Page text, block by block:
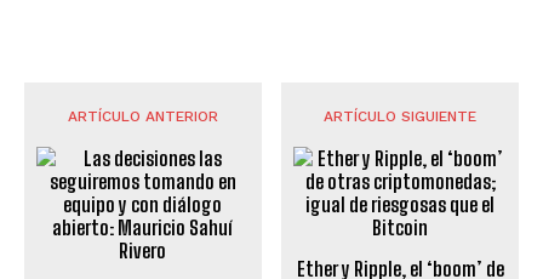
ARTÍCULO ANTERIOR ARTÍCULO SIGUIENTE
Ether y Ripple, el ‘boom’ de